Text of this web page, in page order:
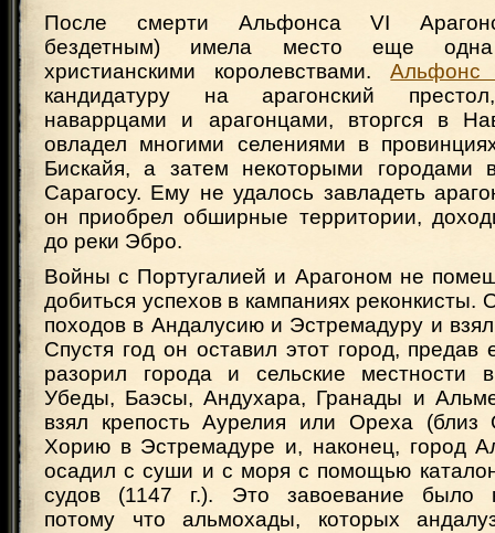
После смерти Альфонса VI
бездетным) имела место еще
христианскими королевствами.Альфонс
кандидатуру на арагонский
наваррцами и арагонцами, вторгся в
овладел многими селениями в
Бискайя, а затем некоторыми городами
Сарагосу. Ему не удалось завладеть
он приобрел обширные территории,
до реки Эбро.
Войны с Португалией и Арагоном не
добиться успехов в кампаниях реконкисты.
походов в Андалусию и Эстремадуру и взял
Спустя год он оставил этот город, предав
разорил города и сельские местности
Убеды, Баэсы, Андухара, Гранады и
взял крепость Аурелия или Ореха (близ
Хорию в Эстремадуре и, наконец, город
осадил с суши и с моря с помощью
судов (1147 г.). Это завоевание было
потому что альмохады, которых